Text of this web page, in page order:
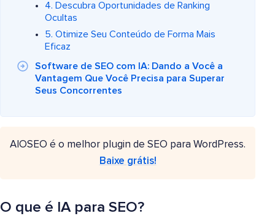
4. Descubra Oportunidades de Ranking
Ocultas
5. Otimize Seu Conteúdo de Forma Mais
Eficaz
Software de SEO com IA: Dando a Você a
Vantagem Que Você Precisa para Superar
Seus Concorrentes
AIOSEO é o melhor plugin de SEO para WordPress.
Baixe grátis!
O que é IA para SEO?